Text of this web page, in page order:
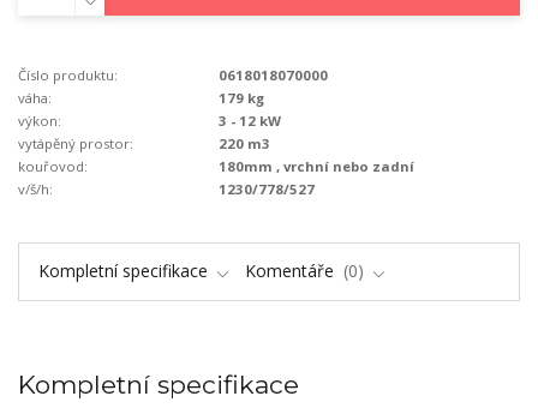
Číslo produktu:
0618018070000
váha:
179 kg
výkon:
3 - 12 kW
vytápěný prostor:
220 m3
kouřovod:
180mm , vrchní nebo zadní
v/š/h:
1230/778/527
Kompletní specifikace Komentáře 0
Kompletní specifikace